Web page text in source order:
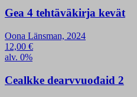
Gea 4 tehtäväkirja kevät
Oona Länsman, 2024
12,00 €
alv. 0%
Cealkke dearvvuođaid 2